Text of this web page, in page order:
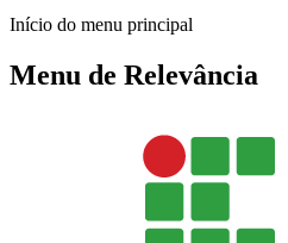
Início do menu principal
Menu de Relevância